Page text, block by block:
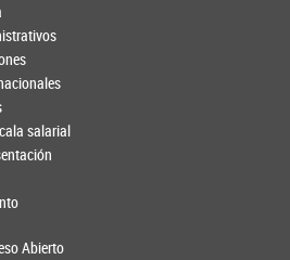
salarial
Abierto